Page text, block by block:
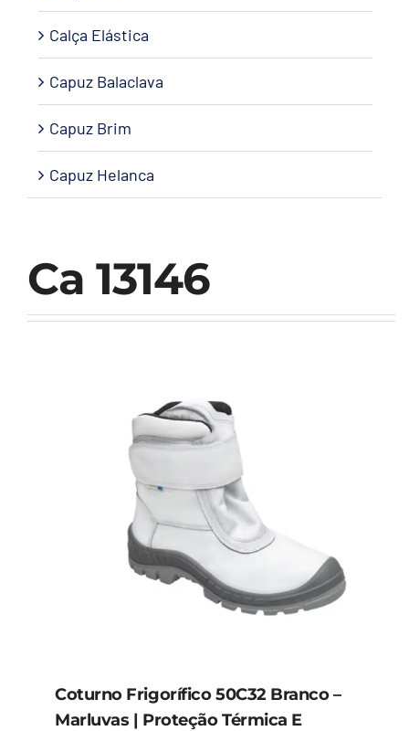
Ca 13146
Coturno Frigorífico 50C32 Branco –
Marluvas | Proteção Térmica E
Calça Elástica
Capuz Balaclava
Capuz Brim
Capuz Helanca